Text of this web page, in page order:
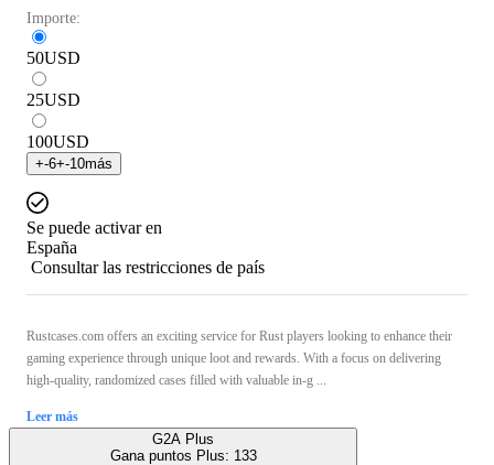
Importe:
50USD
25USD
100USD
+-6+-10más
Se puede activar en
España
Consultar las restricciones de país
Rustcases.com offers an exciting service for Rust players looking to enhance their
gaming experience through unique loot and rewards. With a focus on delivering
high-quality, randomized cases filled with valuable in-g ...
Leer más
G2A Plus
Gana puntos Plus: 133